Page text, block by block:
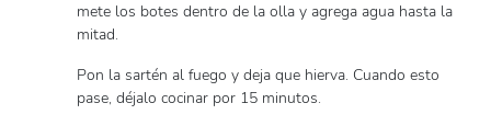
mete los botes dentro de la olla y agrega agua hasta la
mitad.
Pon la sartén al fuego y deja que hierva. Cuando esto
pase, déjalo cocinar por 15 minutos.